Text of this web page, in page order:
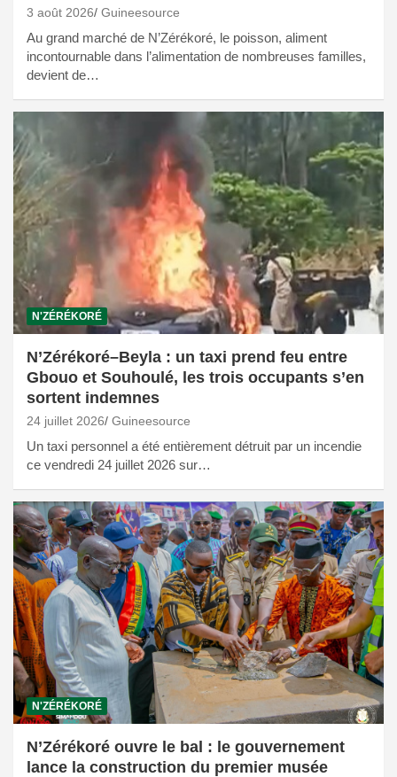
3 août 2026 Guineesource
Au grand marché de N’Zérékoré, le poisson, aliment
incontournable dans l’alimentation de nombreuses familles,
devient de…
N'ZÉRÉKORÉ
N’Zérékoré–Beyla : un taxi prend feu entre
Gbouo et Souhoulé, les trois occupants s’en
sortent indemnes
24 juillet 2026 Guineesource
Un taxi personnel a été entièrement détruit par un incendie
ce vendredi 24 juillet 2026 sur…
N'ZÉRÉKORÉ
N’Zérékoré ouvre le bal : le gouvernement
lance la construction du premier musée